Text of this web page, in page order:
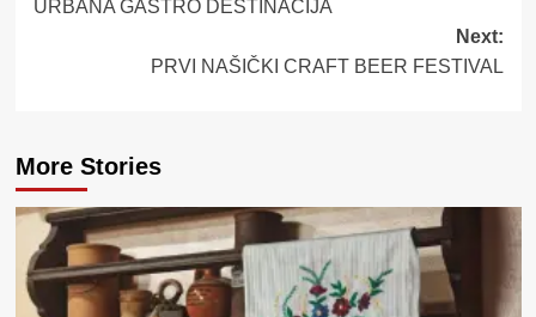
URBANA GASTRO DESTINACIJA
Next:
PRVI NAŠIČKI CRAFT BEER FESTIVAL
More Stories